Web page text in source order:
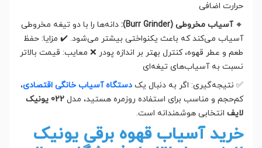
حرارت اضافی
🔸آسیاب مخروطی (Burr Grinder):
دانه‌ها را با دو تیغه مخروطی
آسیاب می‌کند که باعث یکنواختی بیشتر می‌شود. ✔️ مزایا: حفظ
طعم و عطر قهوه، کنترل بهتر بر اندازه پودر ❌ معایب: قیمت بالاتر
نسبت به آسیاب‌های تیغه‌ای
✅ نتیجه‌گیری: اگر به دنبال یک دستگاه آسیاب خانگی اقتصادی،
کم‌حجم و مناسب برای استفاده روزمره هستید، مدل
022 یونیک
لایف انتخابی هوشمندانه است.
خرید آسیاب قهوه برقی یونیک